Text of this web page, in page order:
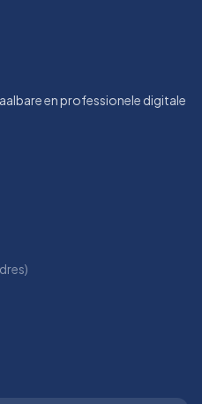
en professionele digitale